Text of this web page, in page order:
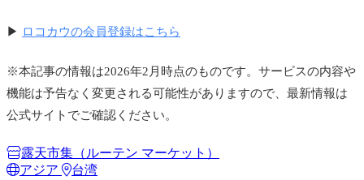
▶ ロコカウの会員登録はこちら
※本記事の情報は2026年2月時点のものです。サービスの内容や
機能は予告なく変更される可能性がありますので、最新情報は
公式サイトでご確認ください。
露天市集（ルーテン マーケット）
アジア
台湾